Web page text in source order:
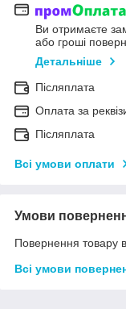
Ви отримаєте
або гроші
Детальніше
Післяплата
Оплата за
Післяплата
Всі умови оплати
Умови
Повернення товару
Всі умови